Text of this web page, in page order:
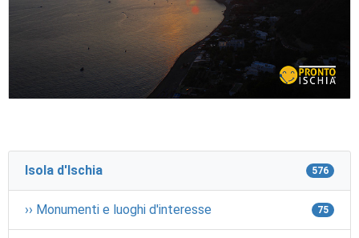
Isola d'Ischia 576
›› Monumenti e luoghi d'interesse 75